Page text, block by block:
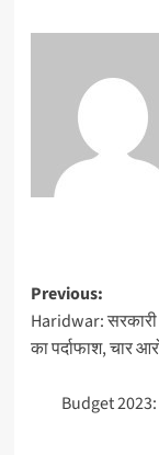
Previous:
Haridwar: सरकारी
का पर्दाफाश, चार
Budget